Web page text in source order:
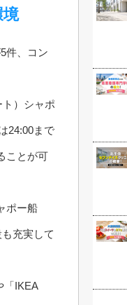
件、コン
ト）シャポ
24:00まで
ことが可
ポー船
充実して
「IKEA